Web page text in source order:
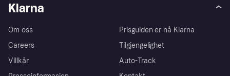
Klarna
Om oss
Careers
Villkår
Prisguiden er nå Klarna
Tilgjengelighet
Auto-Track